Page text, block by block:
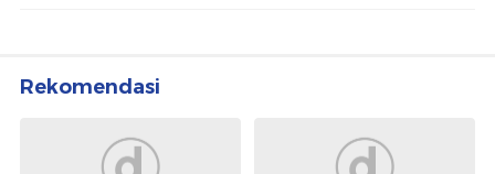
Rekomendasi